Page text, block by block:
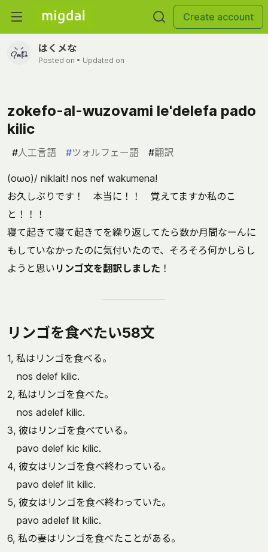
Create account
はくメな
Posted on • Updated on
zokefo-al-wuzovami le'delefa pado
kilic
#人工言語 #ツォルフェー語 #翻訳
(oωo)/ niklait! nos nef wakumena!
お久しぶりです！ 本当に！！ 覚えてますか私のこ
と！！！
寝て起きて寝て起きてを繰り返してたら数か月間なーんに
もしていなかったのに気付いたので、そろそろ何かしらし
ようと思い リンゴ文を翻訳しました ！
リンゴを食べたい58文
1, 私はリンゴを食べる。
nos delef kilic.
2, 私はリンゴを食べた。
nos adelef kilic.
3, 彼はリンゴを食べている。
pavo delef kic kilic.
4, 彼女はリンゴを食べ終わっている。
pavo delef lit kilic.
5, 彼女はリンゴを食べ終わっていた。
pavo adelef lit kilic.
6, 私の妻はリンゴを食べたことがある。